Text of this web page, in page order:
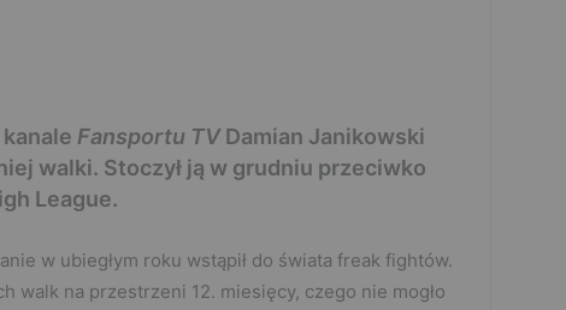
Fansportu TVDamian Janikowski
walki. Stoczył ją w grudniu przeciwko
League.
w ubiegłym roku wstąpił do świata freak fightów.
walk na przestrzeni 12. miesięcy, czego nie mogło